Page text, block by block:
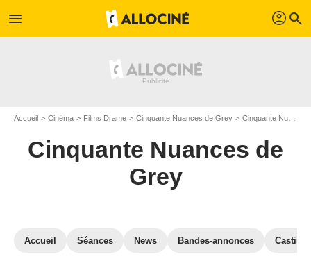
menu profil search
Accueil Cinéma Films Drame Cinquante Nuances de Grey Cinquante Nuances de Grey en DVD
Cinquante Nuances de
Grey
Accueil Séances News Bandes-annonces Casting